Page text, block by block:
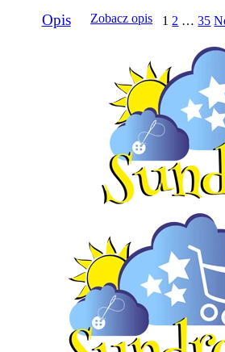
Opis Zobacz opis 1 2 … 35